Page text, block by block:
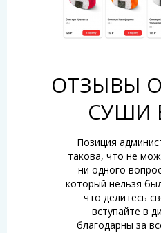
ОТЗЫВЫ
СУШИ
Позиция
такова, что не
ни одного
который нельзя
что делитесь
вступайте в
благодарны за